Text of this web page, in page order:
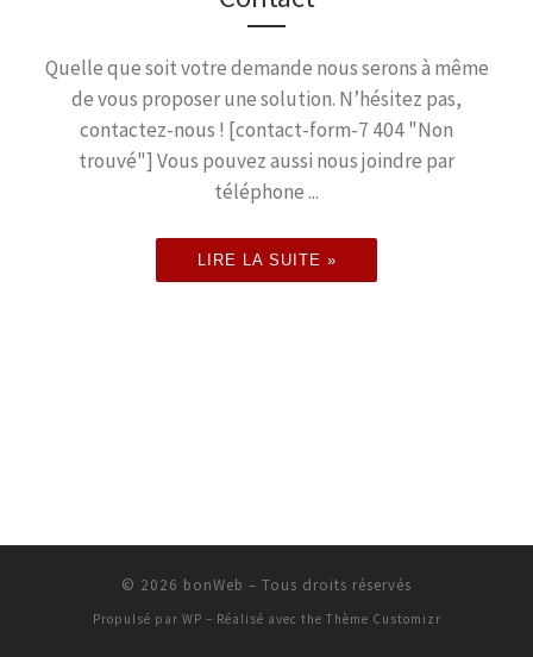
Quelle que soit votre demande nous serons à même
de vous proposer une solution. N’hésitez pas,
contactez-nous ! [contact-form-7 404 "Non
trouvé"] Vous pouvez aussi nous joindre par
téléphone ...
LIRE LA SUITE »
© 2026 bonWeb – Tous droits réservés
Propulsé par WP – Réalisé avec the Thème Customizr